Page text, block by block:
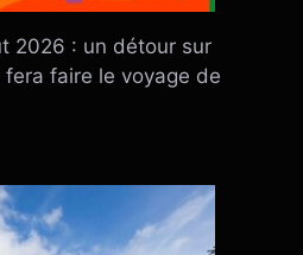
2026 : un détour sur
faire le voyage de